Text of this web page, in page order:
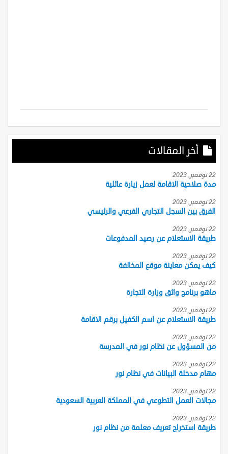
أخر المقالات
22 نوفمبر, 2023
مدة صلاحية الاقامة لعمل زيارة عائلية
22 نوفمبر, 2023
الفرق بين السجل التجاري الفرعي والرئيسي
22 نوفمبر, 2023
طريقة الاستعلام عن رصيد المدفوعات
22 نوفمبر, 2023
كيف يمكن معاينة موقع المخالفة
22 نوفمبر, 2023
ماهو برنامج واثق وزارة التجارة
22 نوفمبر, 2023
طريقة الاستعلام عن اسم الكفيل برقم الاقامة
22 نوفمبر, 2023
من المسؤول عن نظام نور في المدرسة
22 نوفمبر, 2023
مهام مدخلة البيانات في نظام نور
22 نوفمبر, 2023
مجالات العمل التطوعي في المملكة العربية السعودية
22 نوفمبر, 2023
طريقة استخراج تعريف معلمة من نظام نور